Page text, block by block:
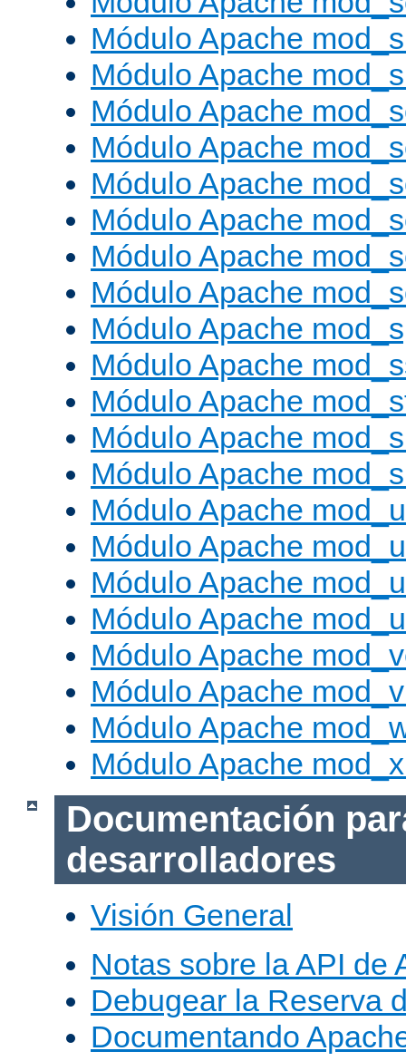
Módulo Apache
Módulo Apache
Módulo Apache
Módulo Apache
Módulo Apache
Módulo Apache
Módulo Apache
Módulo Apache
Módulo Apache
Módulo Apache
Módulo Apache
Módulo Apache
Módulo Apache
Módulo Apache
Módulo Apache
Módulo Apache
Módulo Apache
Módulo Apache
Módulo Apache
Módulo Apache
Módulo Apache
Documentación
desarrolladores
Visión General
Notas sobre la API de
Debugear la Reserva
Documentando